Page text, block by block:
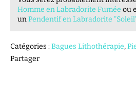
Homme en Labradorite Fumée ou
unPendentif en Labradorite
Catégories :Bagues Lithothérapie,
Partager